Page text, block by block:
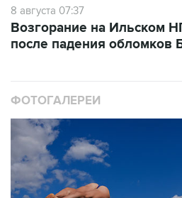
8 августа 07:37
Возгорание на Ильском
после падения обломков
ФОТОГАЛЕРЕИ